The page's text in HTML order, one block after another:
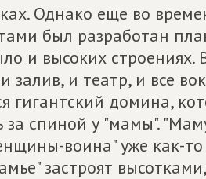
Однако еще во
был разработан
и высоких строениях.
залив, и театр, и все
гигантский домина,
за спиной у "мамы".
воина" уже как-
застроят